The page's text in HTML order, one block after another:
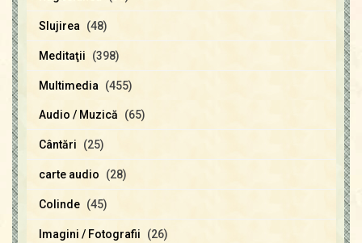
Slujirea (48)
Meditaţii (398)
Multimedia (455)
Audio / Muzică (65)
Cântări (25)
carte audio (28)
Colinde (45)
Imagini / Fotografii (26)